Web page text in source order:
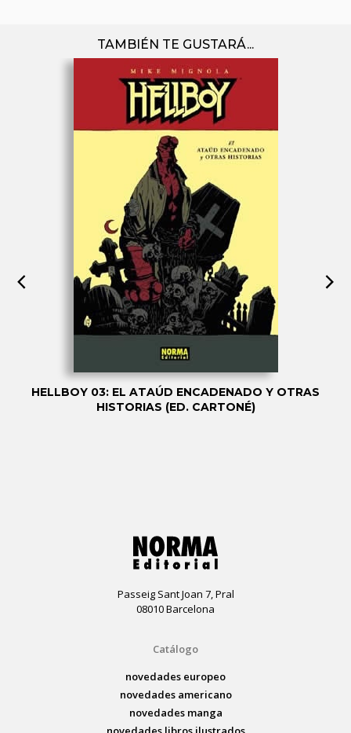
TAMBIÉN TE GUSTARÁ...
HELLBOY 03: EL ATAÚD ENCADENADO Y OTRAS
HISTORIAS (ED. CARTONÉ)
Passeig Sant Joan 7, Pral
08010 Barcelona
Catálogo
novedades europeo
novedades americano
novedades manga